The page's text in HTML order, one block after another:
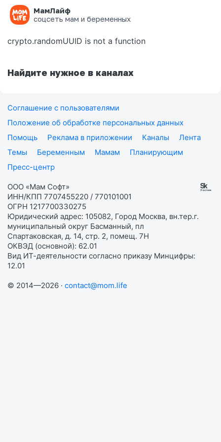
МамЛайф
соцсеть мам и беременных
Ошибка на странице
crypto.randomUUID is not a function
Найдите нужное в каналах
Соглашение с пользователями
Положение об обработке персональных данных
Помощь
Реклама в приложении Каналы
Лента
Темы
Беременным Мамам
Планирующим
Пресс-центр
ООО «Мам Софт»
ИНН/КПП 7707455220 / 770101001
ОГРН 1217700330275
Юридический адрес: 105082, Город Москва, вн.тер.г.
муниципальный округ Басманный, пл
Спартаковская, д. 14, стр. 2, помещ. 7Н
ОКВЭД (основной): 62.01
Вид ИТ-деятельности согласно приказу Минцифры:
12.01
© 2014—2026 · contact@mom.life